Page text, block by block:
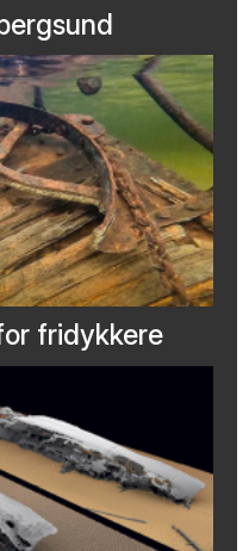
fridykkere